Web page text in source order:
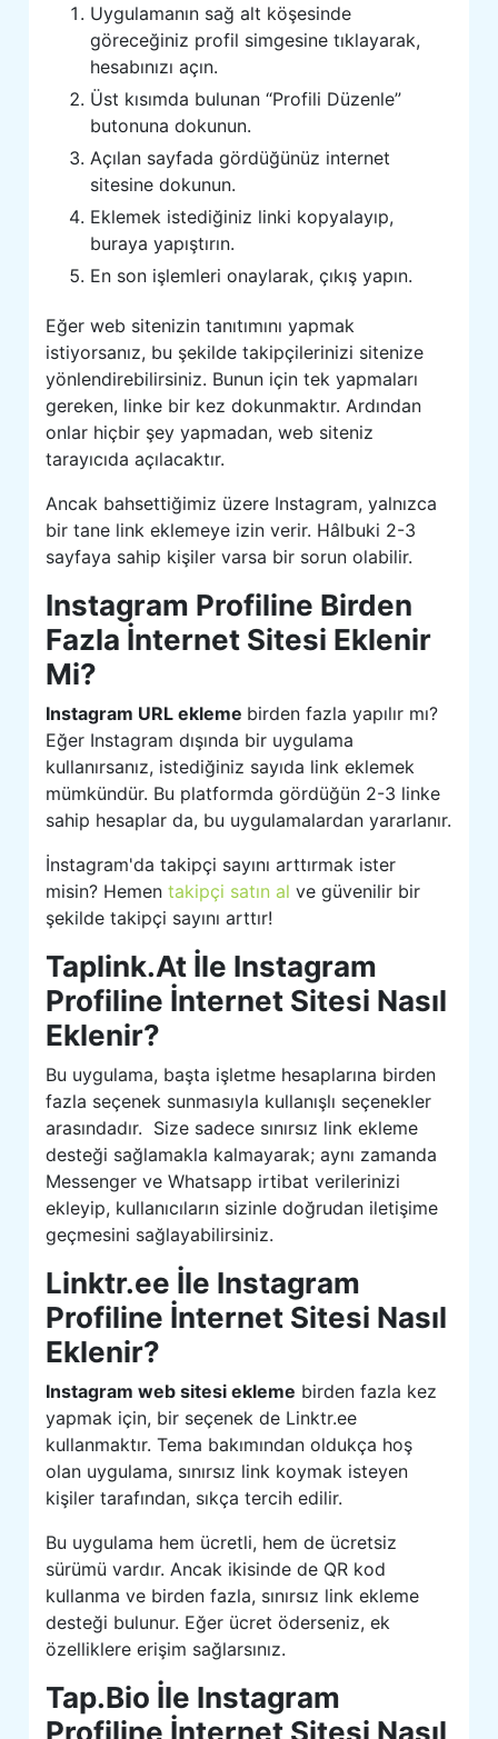
Uygulamanın sağ alt köşesinde
göreceğiniz profil simgesine tıklayarak,
hesabınızı açın.
Üst kısımda bulunan “Profili Düzenle”
butonuna dokunun.
Açılan sayfada gördüğünüz internet
sitesine dokunun.
Eklemek istediğiniz linki kopyalayıp,
buraya yapıştırın.
En son işlemleri onaylarak, çıkış yapın.
Eğer web sitenizin tanıtımını yapmak
istiyorsanız, bu şekilde takipçilerinizi sitenize
yönlendirebilirsiniz. Bunun için tek yapmaları
gereken, linke bir kez dokunmaktır. Ardından
onlar hiçbir şey yapmadan, web siteniz
tarayıcıda açılacaktır.
Ancak bahsettiğimiz üzere Instagram, yalnızca
bir tane link eklemeye izin verir. Hâlbuki 2-3
sayfaya sahip kişiler varsa bir sorun olabilir.
Instagram Profiline Birden
Fazla İnternet Sitesi Eklenir
Mi?
Instagram URL ekleme birden fazla yapılır mı?
Eğer Instagram dışında bir uygulama
kullanırsanız, istediğiniz sayıda link eklemek
mümkündür. Bu platformda gördüğün 2-3 linke
sahip hesaplar da, bu uygulamalardan yararlanır.
İnstagram'da takipçi sayını arttırmak ister
misin? Hementakipçi satın al ve güvenilir bir
şekilde takipçi sayını arttır!
Taplink.At İle Instagram
Profiline İnternet Sitesi Nasıl
Eklenir?
Bu uygulama, başta işletme hesaplarına birden
fazla seçenek sunmasıyla kullanışlı seçenekler
arasındadır. Size sadece sınırsız link ekleme
desteği sağlamakla kalmayarak; aynı zamanda
Messenger ve Whatsapp irtibat verilerinizi
ekleyip, kullanıcıların sizinle doğrudan iletişime
geçmesini sağlayabilirsiniz.
Linktr.ee İle Instagram
Profiline İnternet Sitesi Nasıl
Eklenir?
Instagram web sitesi ekleme birden fazla kez
yapmak için, bir seçenek de Linktr.ee
kullanmaktır. Tema bakımından oldukça hoş
olan uygulama, sınırsız link koymak isteyen
kişiler tarafından, sıkça tercih edilir.
Bu uygulama hem ücretli, hem de ücretsiz
sürümü vardır. Ancak ikisinde de QR kod
kullanma ve birden fazla, sınırsız link ekleme
desteği bulunur. Eğer ücret öderseniz, ek
özelliklere erişim sağlarsınız.
Tap.Bio İle Instagram
Profiline İnternet Sitesi Nasıl